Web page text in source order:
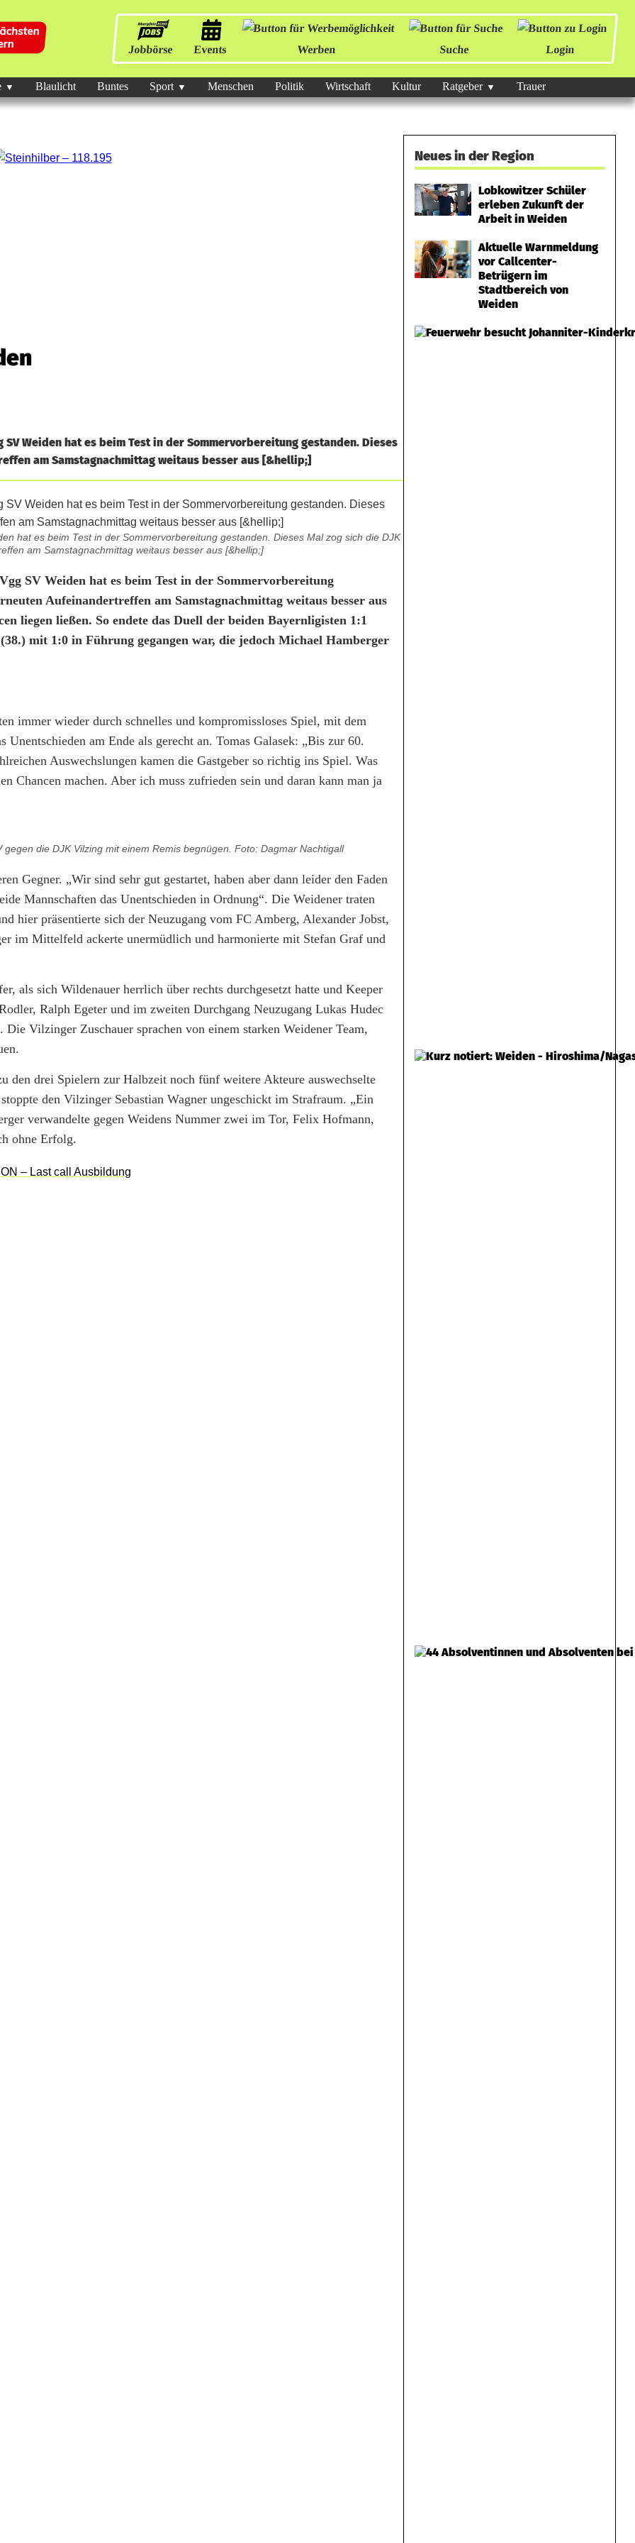
Jobbörse Events Werben Suche Login
Blaulicht Buntes Sport Menschen Politik Wirtschaft Kultur Ratgeber Trauer
Weiden hat es beim Test in der Sommervorbereitung gestanden. Dieses
am Samstagnachmittag weitaus besser aus [&hellip;]
hat es beim Test in der Sommervorbereitung gestanden. Dieses Mal zog sich die DJK
am Samstagnachmittag weitaus besser aus [&hellip;]
SV Weiden hat es beim Test in der Sommervorbereitung
Aufeinandertreffen am Samstagnachmittag weitaus besser aus
liegen ließen. So endete das Duell der beiden Bayernligisten 1:1
mit 1:0 in Führung gegangen war, die jedoch Michael Hamberger
immer wieder durch schnelles und kompromissloses Spiel, mit dem
am Ende als gerecht an. Tomas Galasek: „Bis zur 60.
Auswechslungen kamen die Gastgeber so richtig ins Spiel. Was
Chancen machen. Aber ich muss zufrieden sein und daran kann man ja
die DJK Vilzing mit einem Remis begnügen. Foto: Dagmar Nachtigall
Gegner. „Wir sind sehr gut gestartet, haben aber dann leider den Faden
Mannschaften das Unentschieden in Ordnung“. Die Weidener traten
hier präsentierte sich der Neuzugang vom FC Amberg, Alexander Jobst,
im Mittelfeld ackerte unermüdlich und harmonierte mit Stefan Graf und
als sich Wildenauer herrlich über rechts durchgesetzt hatte und Keeper
Ralph Egeter und im zweiten Durchgang Neuzugang Lukas Hudec
Vilzinger Zuschauer sprachen von einem starken Weidener Team,
den drei Spielern zur Halbzeit noch fünf weitere Akteure auswechselte
den Vilzinger Sebastian Wagner ungeschickt im Strafraum. „Ein
verwandelte gegen Weidens Nummer zwei im Tor, Felix Hofmann,
ohne Erfolg.
Neues in der Region
Lobkowitzer Schüler
erleben Zukunft der
Arbeit in Weiden
Aktuelle Warnmeldung
vor Callcenter-
Betrügern im
Stadtbereich von
Weiden